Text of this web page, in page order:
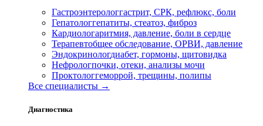
Гастроэнтерологгастрит, СРК, рефлюкс, боли
Гепатологгепатиты, стеатоз, фиброз
Кардиологаритмия, давление, боли в сердце
Терапевтобщее обследование, ОРВИ, давление
Эндокринологдиабет, гормоны, щитовидка
Нефрологпочки, отеки, анализы мочи
Проктологгеморрой, трещины, полипы
Все специалисты →
Диагностика